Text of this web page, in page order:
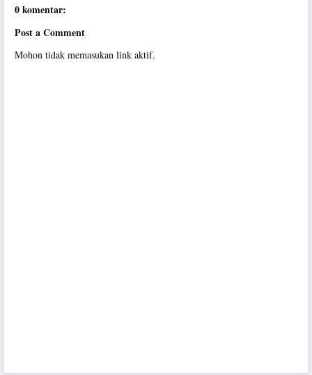
0 komentar:
Post a Comment
Mohon tidak memasukan link aktif.